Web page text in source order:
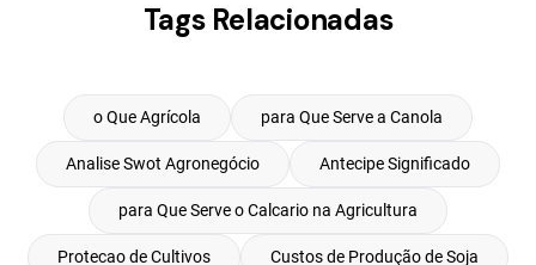
Tags Relacionadas
o Que Agrícola para Que Serve a Canola
Analise Swot Agronegócio Antecipe Significado
para Que Serve o Calcario na Agricultura
Protecao de Cultivos Custos de Produção de Soja